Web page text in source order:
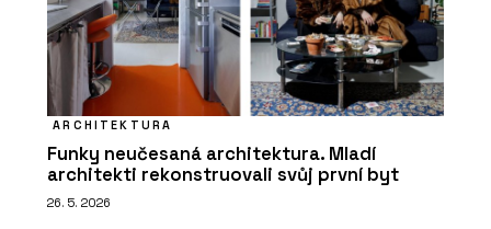
ARCHITEKTURA
Funky neučesaná architektura. Mladí
architekti rekonstruovali svůj první byt
26. 5. 2026